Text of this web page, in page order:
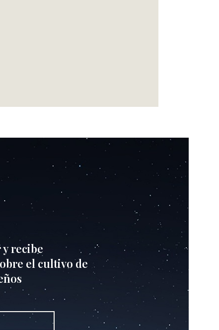
recibe
el cultivo de